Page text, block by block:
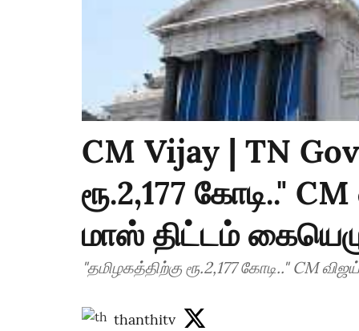
CM Vijay | TN
ரூ.2,177 கோடி.."
மாஸ் திட்டம்
"தமிழகத்திற்கு ரூ.2,177 கோடி.." CM
thanthitv